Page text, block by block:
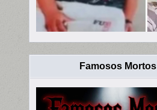
Famosos Mortos